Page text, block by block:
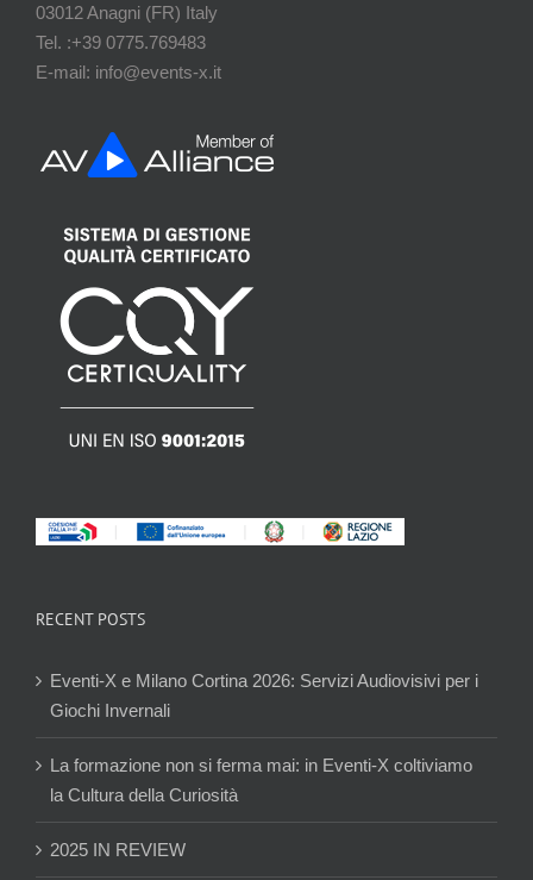
03012 Anagni (FR) Italy
Tel. :+39 0775.769483
E-mail: info@events-x.it
RECENT POSTS
Eventi-X e Milano Cortina 2026: Servizi Audiovisivi per i
Giochi Invernali
La formazione non si ferma mai: in Eventi-X coltiviamo
la Cultura della Curiosità
2025 IN REVIEW